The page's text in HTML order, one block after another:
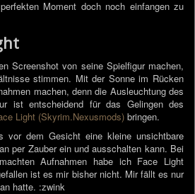
Moment doch noch einfangen zu
Screenshot von seine Spielfigur machen,
stimmen. Mit der Sonne im Rücken
machen, denn die Ausleuchtung des
ist entscheidend für das Gelingen des
Light (Skyrim.Nexusmods) bringen.
vor dem Gesicht eine kleine unsichtbare
per Zauber ein und ausschalten kann. Bei
Aufnahmen habe ich Face Light
ist es mir bisher nicht. Mir fällt es nur
hatte. :zwink